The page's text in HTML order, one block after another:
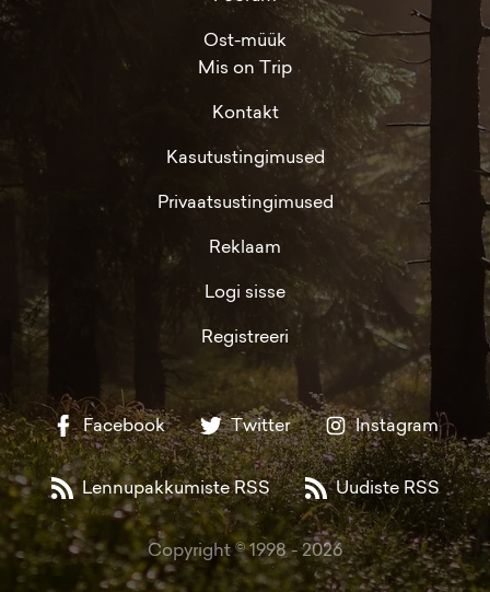
Ost-müük
Mis on Trip
Kontakt
Kasutustingimused
Privaatsustingimused
Reklaam
Logi sisse
Registreeri
Facebook Twitter Instagram
Lennupakkumiste RSS Uudiste RSS
Copyright © 1998 -2026